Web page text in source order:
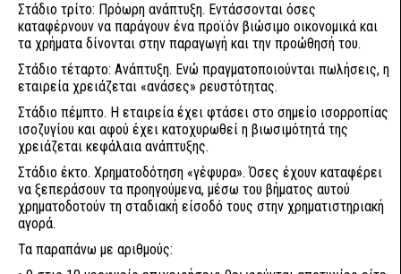
Στάδιο τρίτο: Πρόωρη ανάπτυξη. Εντάσσονται όσες
καταφέρνουν να παράγουν ένα προϊόν βιώσιμο οικονομικά και
τα χρήματα δίνονται στην παραγωγή και την προώθησή του.
Στάδιο τέταρτο: Ανάπτυξη. Ενώ πραγματοποιούνται πωλήσεις, η
εταιρεία χρειάζεται «ανάσες» ρευστότητας.
Στάδιο πέμπτο. Η εταιρεία έχει φτάσει στο σημείο ισορροπίας
ισοζυγίου και αφού έχει κατοχυρωθεί η βιωσιμότητά της
χρειάζεται κεφάλαια ανάπτυξης.
Στάδιο έκτο. Χρηματοδότηση «γέφυρα». Όσες έχουν καταφέρει
να ξεπεράσουν τα προηγούμενα, μέσω του βήματος αυτού
χρηματοδοτούν τη σταδιακή είσοδό τους στην χρηματιστηριακή
αγορά.
Τα παραπάνω με αριθμούς: